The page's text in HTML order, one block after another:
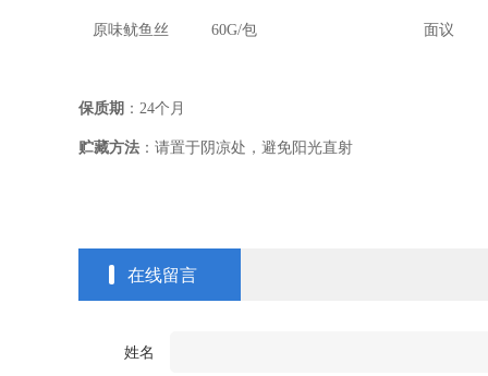
原味鱿鱼丝 60G/包 面议
保质期 ： 24个月
贮藏方法 ：请置于阴凉处，避免阳光直射
在线留言
姓名